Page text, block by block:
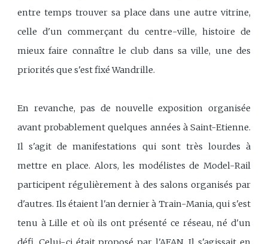
entre temps trouver sa place dans une autre vitrine,
celle d'un commerçant du centre-ville, histoire de
mieux faire connaître le club dans sa ville, une des
priorités que s'est fixé Wandrille.
En revanche, pas de nouvelle exposition organisée
avant probablement quelques années à Saint-Etienne.
Il s'agit de manifestations qui sont très lourdes à
mettre en place. Alors, les modélistes de Model-Rail
participent régulièrement à des salons organisés par
d'autres. Ils étaient l'an dernier à Train-Mania, qui s'est
tenu à Lille et où ils ont présenté ce réseau, né d'un